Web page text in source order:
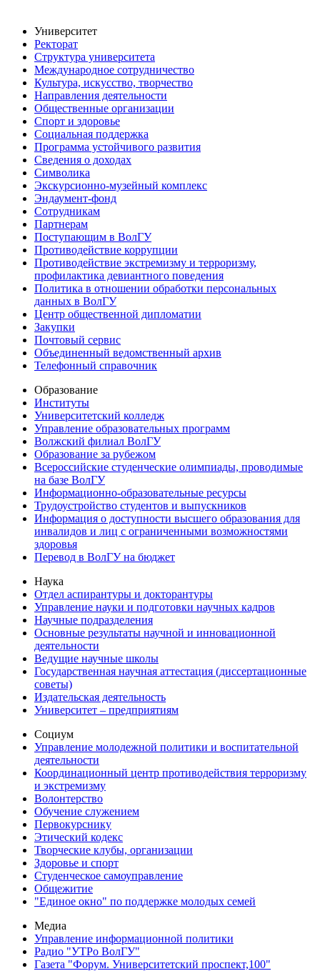
Университет
Ректорат
Структура университета
Международное сотрудничество
Культура, искусство, творчество
Направления деятельности
Общественные организации
Спорт и здоровье
Социальная поддержка
Программа устойчивого развития
Сведения о доходах
Символика
Экскурсионно-музейный комплекс
Эндаумент-фонд
Сотрудникам
Партнерам
Поступающим в ВолГУ
Противодействие коррупции
Противодействие экстремизму и терроризму,
профилактика девиантного поведения
Политика в отношении обработки персональных
данных в ВолГУ
Центр общественной дипломатии
Закупки
Почтовый сервис
Объединенный ведомственный архив
Телефонный справочник
Образование
Институты
Университетский колледж
Управление образовательных программ
Волжский филиал ВолГУ
Образование за рубежом
Всероссийские студенческие олимпиады, проводимые
на базе ВолГУ
Информационно-образовательные ресурсы
Трудоустройство студентов и выпускников
Информация о доступности высшего образования для
инвалидов и лиц с ограниченными возможностями
здоровья
Перевод в ВолГУ на бюджет
Наука
Отдел аспирантуры и докторантуры
Управление науки и подготовки научных кадров
Научные подразделения
Основные результаты научной и инновационной
деятельности
Ведущие научные школы
Государственная научная аттестация (диссертационные
советы)
Издательская деятельность
Университет – предприятиям
Социум
Управление молодежной политики и воспитательной
деятельности
Координационный центр противодействия терроризму
и экстремизму
Волонтерство
Обучение служением
Первокурснику
Этический кодекс
Творческие клубы, организации
Здоровье и спорт
Студенческое самоуправление
Общежитие
"Единое окно" по поддержке молодых семей
Медиа
Управление информационной политики
Радио "УТРо ВолГУ"
Газета "Форум. Университетский проспект,100"